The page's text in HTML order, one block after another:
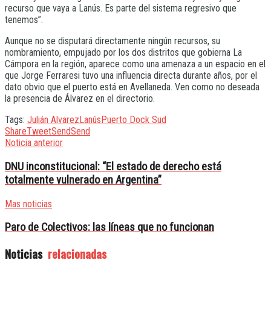
recurso que vaya a Lanús. Es parte del sistema regresivo que
tenemos”.
Aunque no se disputará directamente ningún recursos, su
nombramiento, empujado por los dos distritos que gobierna La
Cámpora en la región, aparece como una amenaza a un espacio en el
que Jorge Ferraresi tuvo una influencia directa durante años, por el
dato obvio que el puerto está en Avellaneda. Ven como no deseada
la presencia de Álvarez en el directorio.
Tags: Julián Alvarez Lanús Puerto Dock Sud
ShareTweetSendSend
Noticia anterior
DNU inconstitucional: “El estado de derecho está
totalmente vulnerado en Argentina”
Mas noticias
Paro de Colectivos: las líneas que no funcionan
Noticias relacionadas